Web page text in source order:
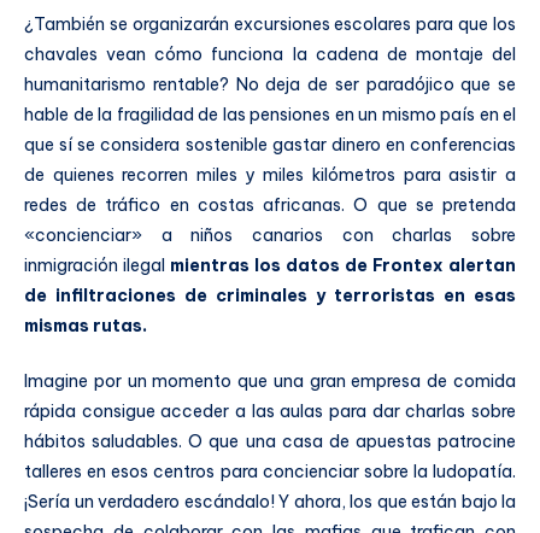
¿También se organizarán excursiones escolares para que los
chavales vean cómo funciona la cadena de montaje del
humanitarismo rentable? No deja de ser paradójico que se
hable de la fragilidad de las pensiones en un mismo país en el
que sí se considera sostenible gastar dinero en conferencias
de quienes recorren miles y miles kilómetros para asistir a
redes de tráfico en costas africanas. O que se pretenda
«concienciar» a niños canarios con charlas sobre
inmigración ilegal mientras los datos de Frontex alertan
de infiltraciones de criminales y terroristas en esas
mismas rutas.
Imagine por un momento que una gran empresa de comida
rápida consigue acceder a las aulas para dar charlas sobre
hábitos saludables. O que una casa de apuestas patrocine
talleres en esos centros para concienciar sobre la ludopatía.
¡Sería un verdadero escándalo! Y ahora, los que están bajo la